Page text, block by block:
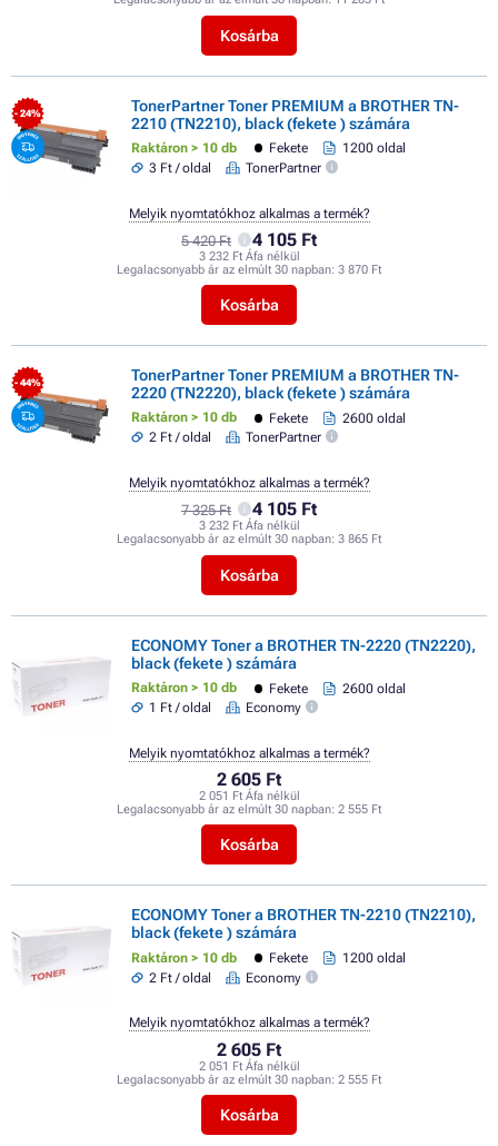
Kosárba
- 24%
TonerPartner Toner PREMIUM a BROTHER TN-
2210 (TN2210), black (fekete ) számára
Raktáron > 10 db Fekete
1200 oldal
3 Ft / oldal
TonerPartner
5 420 Ft 4 105 Ft
3 232 Ft Áfa nélkül
Legalacsonyabb ár az elmúlt 30 napban: 3 870 Ft
Kosárba
Melyik nyomtatókhoz alkalmas a termék?
- 44%
TonerPartner Toner PREMIUM a BROTHER TN-
2220 (TN2220), black (fekete ) számára
Raktáron > 10 db Fekete
2600 oldal
2 Ft / oldal
TonerPartner
7 325 Ft 4 105 Ft
3 232 Ft Áfa nélkül
Legalacsonyabb ár az elmúlt 30 napban: 3 865 Ft
Kosárba
Melyik nyomtatókhoz alkalmas a termék?
ECONOMY Toner a BROTHER TN-2220 (TN2220),
black (fekete ) számára
Raktáron > 10 db Fekete
2600 oldal
1 Ft / oldal
Economy
2 605 Ft
2 051 Ft Áfa nélkül
Legalacsonyabb ár az elmúlt 30 napban: 2 555 Ft
Kosárba
Melyik nyomtatókhoz alkalmas a termék?
ECONOMY Toner a BROTHER TN-2210 (TN2210),
black (fekete ) számára
Raktáron > 10 db Fekete
1200 oldal
2 Ft / oldal
Economy
2 605 Ft
2 051 Ft Áfa nélkül
Legalacsonyabb ár az elmúlt 30 napban: 2 555 Ft
Kosárba
Melyik nyomtatókhoz alkalmas a termék?